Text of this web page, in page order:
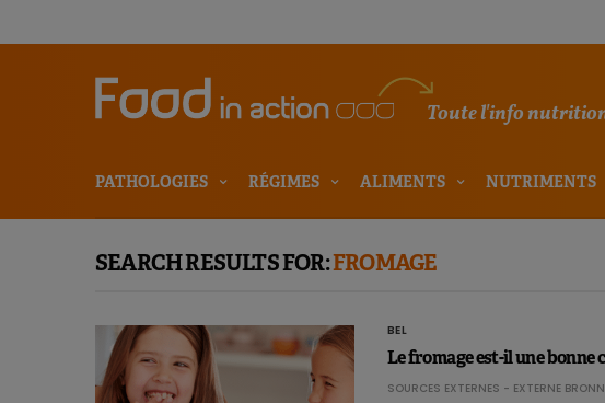
Toute l'info nutrition
PATHOLOGIES RÉGIMES ALIMENTS NUTRIMENTS
SEARCH RESULTS FOR:FROMAGE
BEL
Le fromage est-il une bonne
SOURCES EXTERNES - EXTERNE